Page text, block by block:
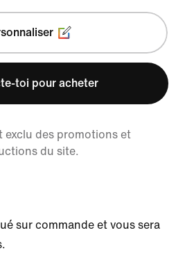
toi pour acheter
exclu des promotions et
du site.
sur commande et vous sera